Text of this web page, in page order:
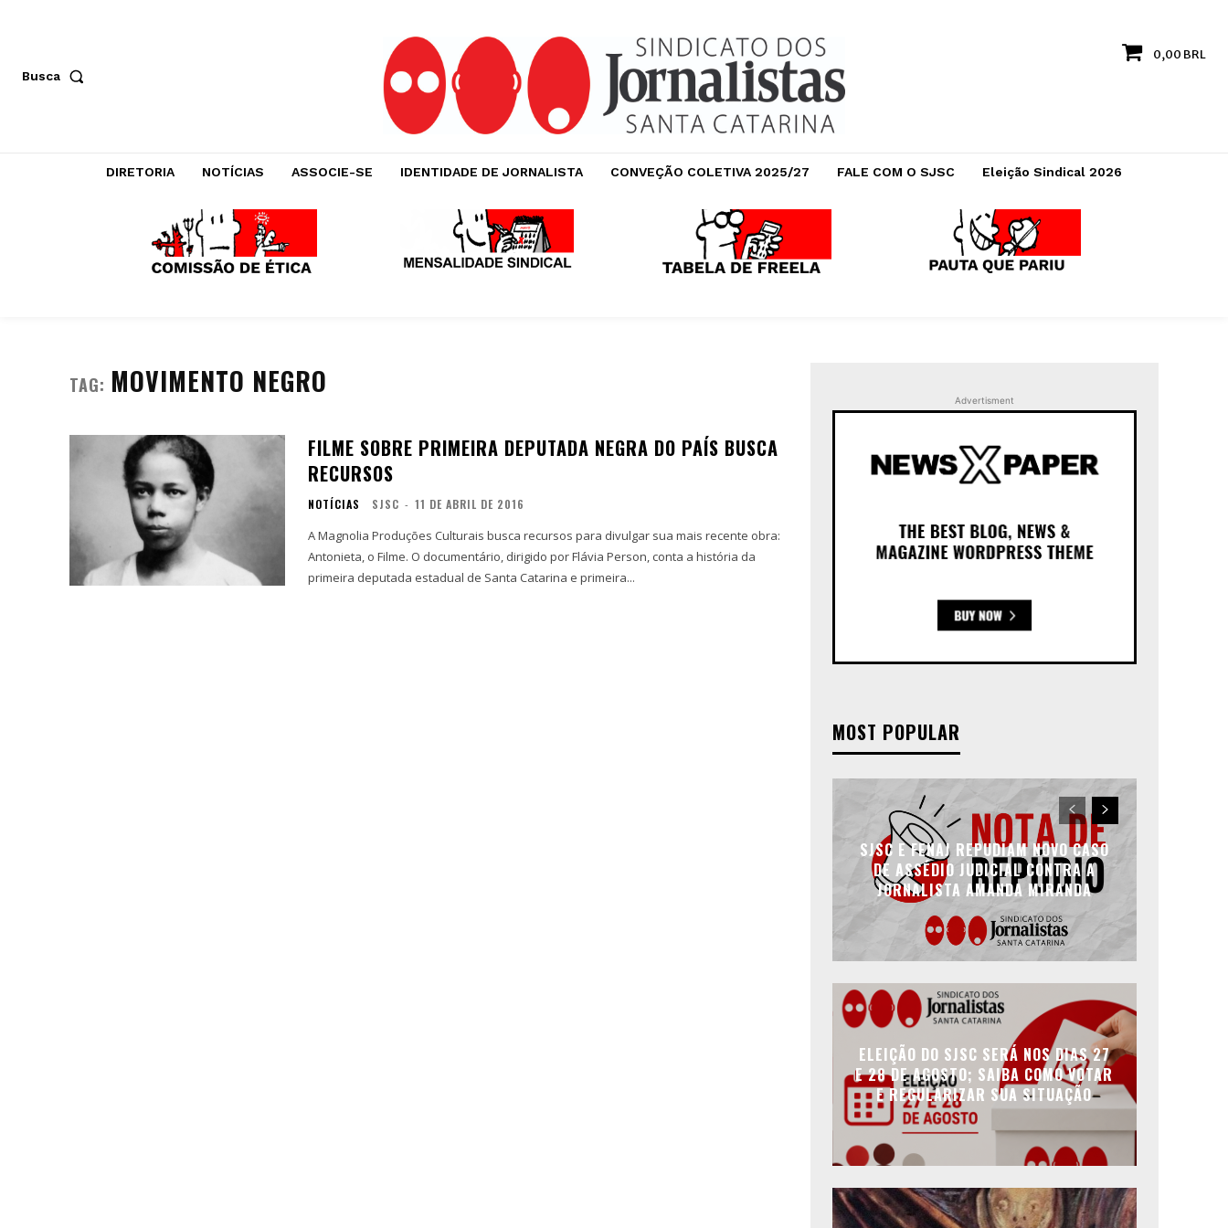
Busca
0,00 BRL
DIRETORIA NOTÍCIAS ASSOCIE-SE IDENTIDADE DE JORNALISTA CONVEÇÃO COLETIVA 2025/27 FALE COM O SJSC Eleição Sindical 2026
TAG: MOVIMENTO NEGRO
FILME SOBRE PRIMEIRA DEPUTADA NEGRA DO PAÍS BUSCA
RECURSOS
NOTÍCIAS SJSC - 11 DE ABRIL DE 2016
A Magnolia Produções Culturais busca recursos para divulgar sua mais recente obra:
Antonieta, o Filme. O documentário, dirigido por Flávia Person, conta a história da
primeira deputada estadual de Santa Catarina e primeira...
Advertisment
MOST POPULAR
SJSC E FENAJ REPUDIAM NOVO CASO
DE ASSÉDIO JUDICIAL CONTRA A
JORNALISTA AMANDA MIRANDA
ELEIÇÃO DO SJSC SERÁ NOS DIAS 27
E 28 DE AGOSTO; SAIBA COMO VOTAR
E REGULARIZAR SUA SITUAÇÃO